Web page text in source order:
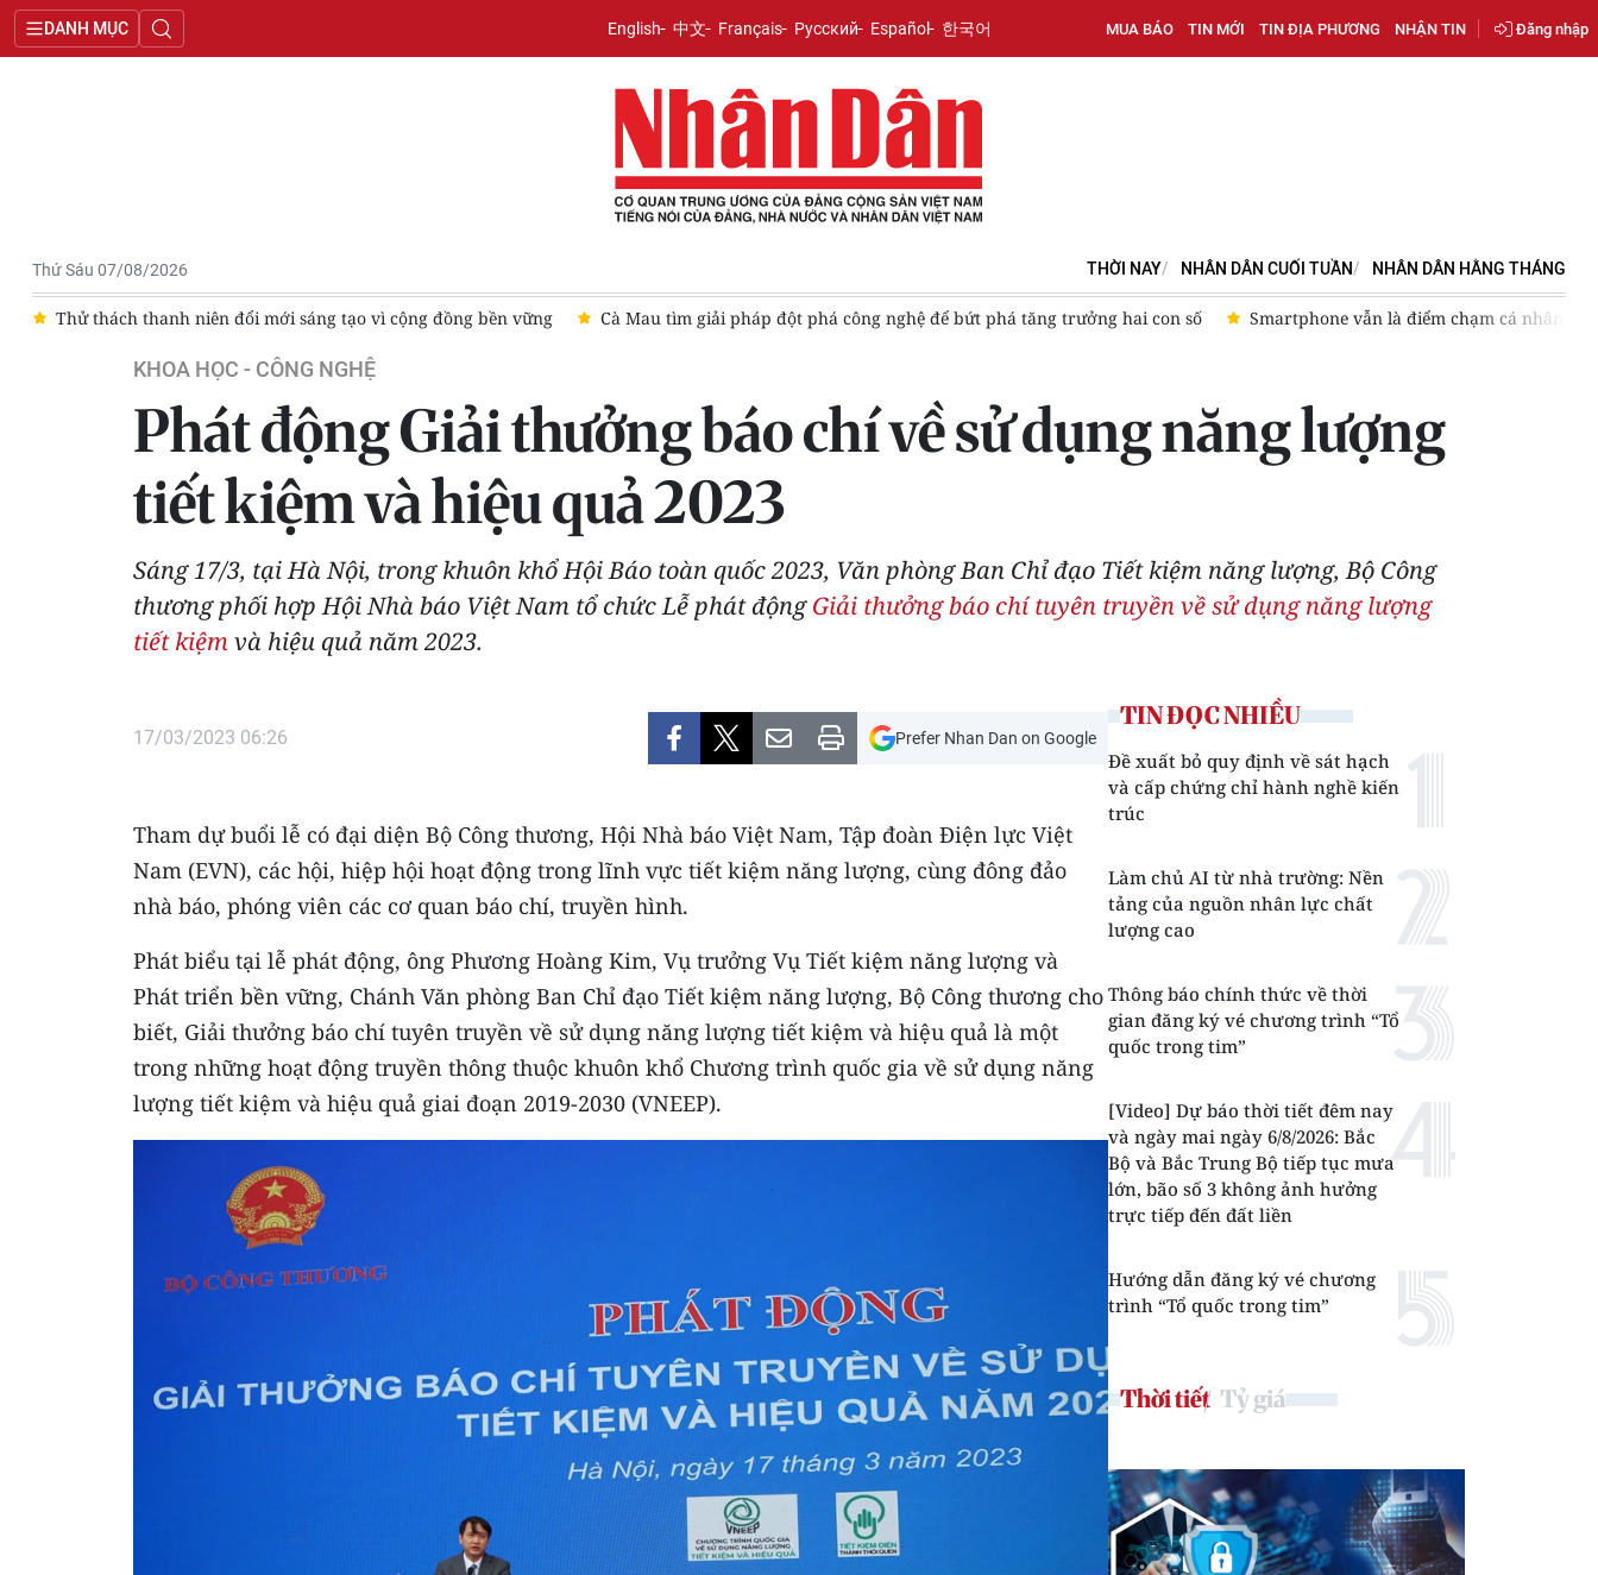
DANH MỤC English 中文 Français Русский Español 한국어 MUA BÁO TIN MỚI TIN ĐỊA PHƯƠNG NHẬN TIN Đăng nhập
Thứ Sáu 07/08/2026 THỜI NAY NHÂN DÂN CUỐI TUẦN NHÂN DÂN HẰNG THÁNG
Thử thách thanh niên đổi mới sáng tạo vì cộng đồng bền vững Cà Mau tìm giải pháp đột phá công nghệ để bứt phá tăng trưởng hai con số Smartphone vẫn là điểm chạm cá nhân
KHOA HỌC - CÔNG NGHỆ
Phát động Giải thưởng báo chí về sử dụng năng lượng
tiết kiệm và hiệu quả 2023
Sáng 17/3, tại Hà Nội, trong khuôn khổ Hội Báo toàn quốc 2023, Văn phòng Ban Chỉ đạo Tiết kiệm năng lượng, Bộ Công
thương phối hợp Hội Nhà báo Việt Nam tổ chức Lễ phát độngGiải thưởng báo chí tuyên truyền về sử dụng năng lượng
tiết kiệmvà hiệu quả năm 2023.
17/03/2023 06:26 Prefer Nhan Dan on Google
Tham dự buổi lễ có đại diện Bộ Công thương, Hội Nhà báo Việt Nam, Tập đoàn Điện lực Việt
Nam (EVN), các hội, hiệp hội hoạt động trong lĩnh vực tiết kiệm năng lượng, cùng đông đảo
nhà báo, phóng viên các cơ quan báo chí, truyền hình.
Phát biểu tại lễ phát động, ông Phương Hoàng Kim, Vụ trưởng Vụ Tiết kiệm năng lượng và
Phát triển bền vững, Chánh Văn phòng Ban Chỉ đạo Tiết kiệm năng lượng, Bộ Công thương cho
biết, Giải thưởng báo chí tuyên truyền về sử dụng năng lượng tiết kiệm và hiệu quả là một
trong những hoạt động truyền thông thuộc khuôn khổ Chương trình quốc gia về sử dụng năng
lượng tiết kiệm và hiệu quả giai đoạn 2019-2030 (VNEEP).
TIN ĐỌC NHIỀU
Đề xuất bỏ quy định về sát hạch
và cấp chứng chỉ hành nghề kiến
trúc
Làm chủ AI từ nhà trường: Nền
tảng của nguồn nhân lực chất
lượng cao
Thông báo chính thức về thời
gian đăng ký vé chương trình “Tổ
quốc trong tim”
[Video] Dự báo thời tiết đêm nay
và ngày mai ngày 6/8/2026: Bắc
Bộ và Bắc Trung Bộ tiếp tục mưa
lớn, bão số 3 không ảnh hưởng
trực tiếp đến đất liền
Hướng dẫn đăng ký vé chương
trình “Tổ quốc trong tim”
Thời tiết Tỷ giá